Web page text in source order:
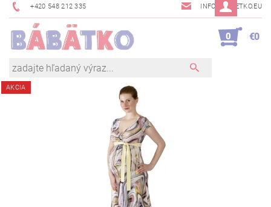
+420 548 212 335 INFO@BABETKO.EU
0 €0
AKCIA